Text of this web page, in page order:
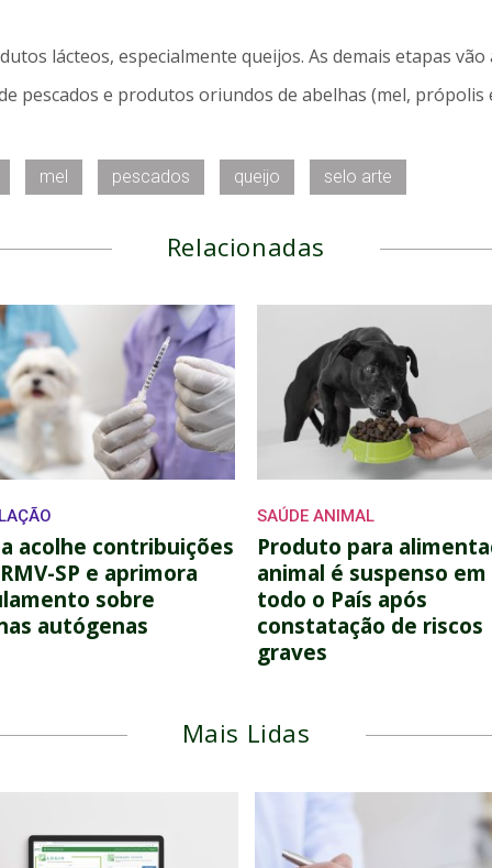
lácteos, especialmente queijos. As demais etapas
pescados e produtos oriundos de abelhas (mel, própolis
mel pescados queijo selo arte
Relacionadas
acolhe contribuições
SP e aprimora
sobre
autógenas
SAÚDE ANIMAL
Produto para
animal é suspenso em
todo o País após
constatação de riscos
graves
Mais Lidas